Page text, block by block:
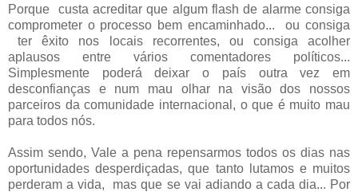
Porque custa acreditar que algum flash de alarme consiga
comprometer o processo bem encaminhado... ou consiga
ter êxito nos locais recorrentes, ou consiga acolher
aplausos entre vários comentadores políticos...
Simplesmente poderá deixar o país outra vez em
desconfianças e num mau olhar na visão dos nossos
parceiros da comunidade internacional, o que é muito mau
para todos nós.
Assim sendo, Vale a pena repensarmos todos os dias nas
oportunidades desperdiçadas, que tanto lutamos e muitos
perderam a vida, mas que se vai adiando a cada dia... Por